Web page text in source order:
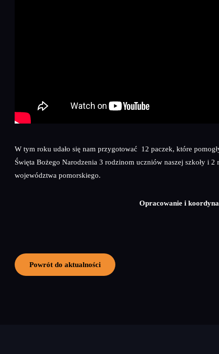
W tym roku udało się nam przygotować 12 paczek, które
Święta Bożego Narodzenia 3 rodzinom uczniów naszej szkoły i 2
województwa pomorskiego.
Opracowanie i
Powrót do aktualności